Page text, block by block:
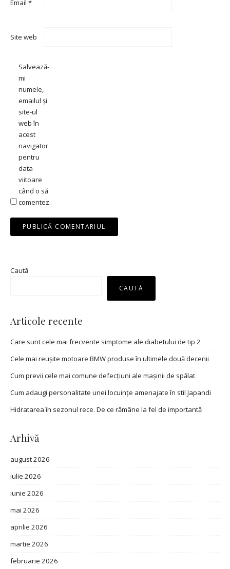
Email *
Site web
Salvează-
mi
numele,
emailul și
site-ul
web în
acest
navigator
pentru
data
viitoare
când o să
comentez.
Caută
CAUTĂ
Articole recente
Care sunt cele mai frecvente simptome ale diabetului de tip 2
Cele mai reușite motoare BMW produse în ultimele două decenii
Cum previi cele mai comune defecțiuni ale mașinii de spălat
Cum adaugi personalitate unei locuințe amenajate în stil Japandi
Hidratarea în sezonul rece. De ce rămâne la fel de importantă
Arhivă
august 2026
iulie 2026
iunie 2026
mai 2026
aprilie 2026
martie 2026
februarie 2026